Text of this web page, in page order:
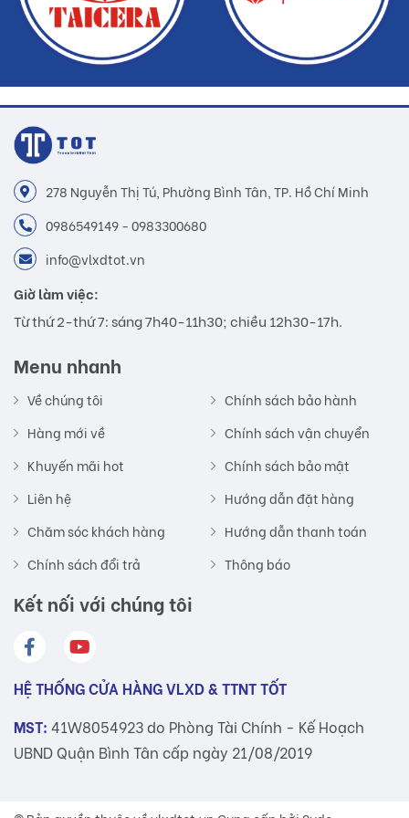
278 Nguyễn Thị Tú, Phường Bình Tân, TP. Hồ Chí Minh
0986549149 - 0983300680
info@vlxdtot.vn
Giờ làm việc:
Từ thứ 2-thứ 7: sáng 7h40-11h30; chiều 12h30-17h.
Menu nhanh
Về chúng tôi
Hàng mới về
Khuyến mãi hot
Liên hệ
Chăm sóc khách hàng
Chính sách đổi trả
Chính sách bảo hành
Chính sách vận chuyển
Chính sách bảo mật
Hướng dẫn đặt hàng
Hướng dẫn thanh toán
Thông báo
Kết nối với chúng tôi
HỆ THỐNG CỬA HÀNG VLXD & TTNT TỐT
MST: 41W8054923 do Phòng Tài Chính - Kế Hoạch
UBND Quận Bình Tân cấp ngày 21/08/2019